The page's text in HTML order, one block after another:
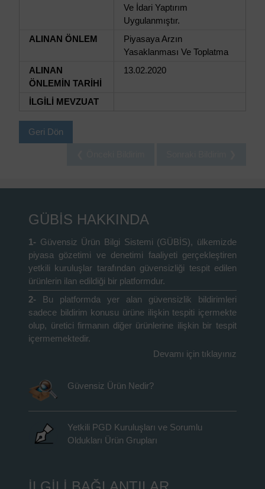
Ve İdari Yaptırım
Uygulanmıştır.
ALINAN ÖNLEM
Piyasaya Arzın
Yasaklanması Ve Toplatma
ALINAN
ÖNLEMİN TARİHİ
13.02.2020
İLGİLİ MEVZUAT
Geri Dön
GÜBİS HAKKINDA
1- Güvensiz Ürün Bilgi Sistemi (GÜBİS), ülkemizde
piyasa gözetimi ve denetimi faaliyeti gerçekleştiren
yetkili kuruluşlar tarafından güvensizliği tespit edilen
ürünlerin ilan edildiği bir platformdur.
2-
Bu platformda yer alan güvensizlik bildirimleri
sadece bildirim konusu ürüne ilişkin tespiti içermekte
olup, üretici firmanın diğer ürünlerine ilişkin bir tespit
içermemektedir.
Devamı için tıklayınız
Güvensiz Ürün Nedir?
Yetkili PGD Kuruluşları ve Sorumlu
Oldukları Ürün Grupları